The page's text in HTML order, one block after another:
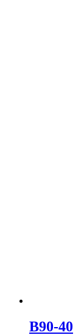
В90-40